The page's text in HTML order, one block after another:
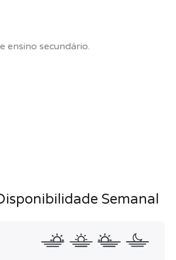
ensino secundário.
Semanal